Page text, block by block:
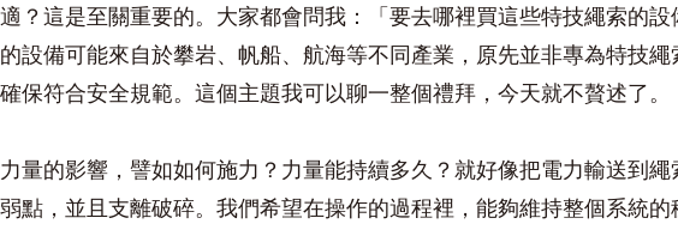
？這是至關重要的。大家都會問我：「要去哪裡買這些特技繩索的設
設備可能來自於攀岩、帆船、航海等不同產業，原先並非專為特技繩
保符合安全規範。這個主題我可以聊一整個禮拜，今天就不贅述了。
量的影響，譬如如何施力？力量能持續多久？就好像把電力輸送到繩
點，並且支離破碎。我們希望在操作的過程裡，能夠維持整個系統的